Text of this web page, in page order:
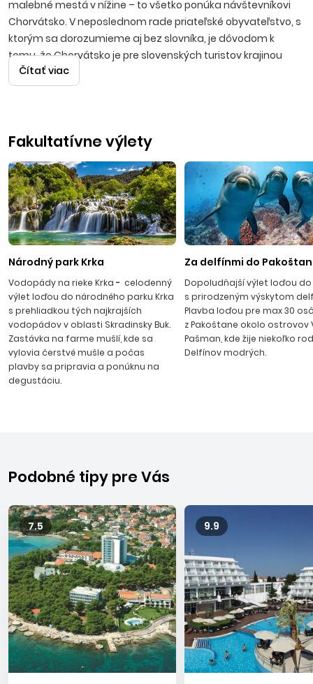
malebné mestá v nížine – to všetko ponúka návštevníkovi
Chorvátsko. V neposlednom rade priateľské obyvateľstvo, s
ktorým sa dorozumieme aj bez slovníka, je dôvodom k
tomu, že Chorvátsko je pre slovenských turistov krajinou
číslo jeden.
VODICE
sa rozprestiera v malebnej zátoke cca 10 km severne od
Šibeniku. Cez deň živé stredisko plné života na rušnej
promenáde plnej obchodíkov a stánkov s ovocím, kaviarní a
barov, sa večer pri západe slnka mení na romantické
mestečko s kamennými uličkami. Nočný život ožíva večer v
rôznych kluboch, tanečných terasách a aj na známej
Čítať viac
Fakultatívne výlety
Národný park Krka
Vodopády na rieke Krka - celodenný
výlet loďou do národného parku Krka
s prehliadkou tých najkrajších
vodopádov v oblasti Skradinsky Buk.
Zastávka na farme mušlí, kde sa
vylovia čerstvé mušle a počas
plavby sa pripravia a ponúknu na
degustáciu.
Za delfínmi do
Dopoludňajší výlet loďou
s prirodzeným výskytom
Plavba loďou pre max 30
z Pakoštane okolo ostrovov
Pašman, kde žije niekoľko
Delfínov modrých.
Podobné tipy pre Vás
7.5 9.9